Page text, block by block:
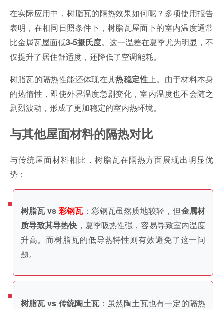
在实际应用中，树脂瓦的隔热效果如何呢？多项使用报告
表明，在相同日照条件下，树脂瓦屋面下的室内温度通常
比金属瓦屋面低3-5摄氏度。这一温差在夏季尤为明显，不
仅提升了居住舒适度，还降低了空调能耗。
树脂瓦的隔热性能还体现在其热稳定性上。由于材料本身
的热惰性，即使外界温度急剧变化，室内温度也不会随之
剧烈波动，形成了更加稳定的室内热环境。
与其他屋面材料的隔热对比
与传统屋面材料相比，树脂瓦在隔热方面展现出明显优
势：
树脂瓦 vs 彩钢瓦：彩钢瓦虽然质地较轻，但金属材
质导致其导热快 ，夏季吸热性强，容易导致室内温度
升高。而树脂瓦的低导热特性则有效避免了这一问
题。
树脂瓦 vs 传统陶土瓦：虽然陶土瓦也有一定的隔热